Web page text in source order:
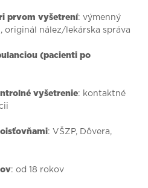
prvom vyšetrení: výmenný
originál nález/lekárska správa
(pacienti po
vyšetrenie: kontaktné
: VŠZP, Dôvera,
: od 18 rokov